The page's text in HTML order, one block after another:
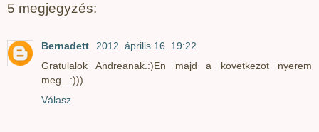
5 megjegyzés:
Bernadett
2012. április 16. 19:22
Gratulalok Andreanak.:)En majd a kovetkezot nyerem
meg...:)))
Válasz